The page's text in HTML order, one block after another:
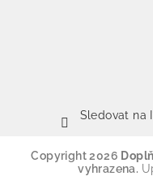
Sledovat na
Copyright 2026
vyhrazena.